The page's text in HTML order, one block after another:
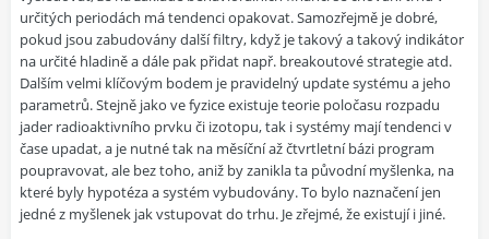
určitých periodách má tendenci opakovat. Samozřejmě je dobré,
pokud jsou zabudovány další filtry, když je takový a takový indikátor
na určité hladině a dále pak přidat např. breakoutové strategie atd.
Dalším velmi klíčovým bodem je pravidelný update systému a jeho
parametrů. Stejně jako ve fyzice existuje teorie poločasu rozpadu
jader radioaktivního prvku či izotopu, tak i systémy mají tendenci v
čase upadat, a je nutné tak na měsíční až čtvrtletní bázi program
poupravovat, ale bez toho, aniž by zanikla ta původní myšlenka, na
které byly hypotéza a systém vybudovány. To bylo naznačení jen
jedné z myšlenek jak vstupovat do trhu. Je zřejmé, že existují i jiné.